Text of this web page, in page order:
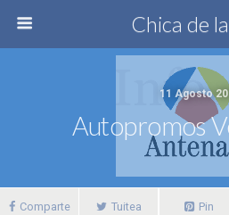
Chica de
11 Agosto
Autopromos
Comparte Tuitea Pin